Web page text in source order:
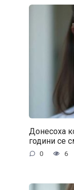
Донесоха
години се
0 6